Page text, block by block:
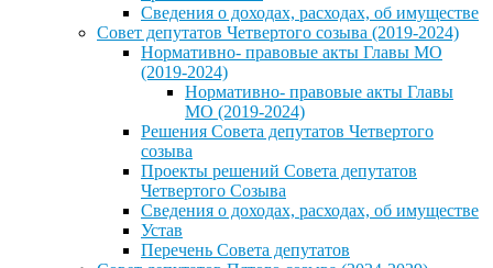
Сведения о доходах, расходах, об имуществе
Совет депутатов Четвертого созыва (2019-2024)
Нормативно- правовые акты Главы МО
(2019-2024)
Нормативно- правовые акты Главы
МО (2019-2024)
Решения Совета депутатов Четвертого
созыва
Проекты решений Совета депутатов
Четвертого Созыва
Сведения о доходах, расходах, об имуществе
Устав
Перечень Совета депутатов